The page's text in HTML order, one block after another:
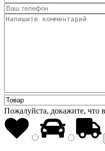
Пожалуйста, докажите, что